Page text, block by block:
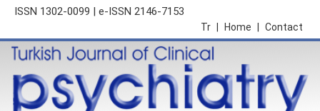
ISSN 1302-0099 | e-ISSN 2146-7153
Contact
Home
Tr